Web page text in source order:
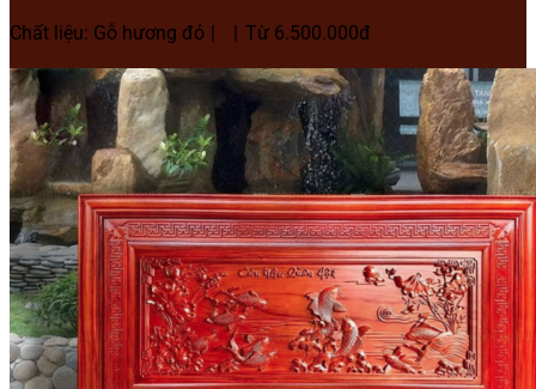
Chất liệu: Gỗ hương đỏ
Từ 6.500.000đ